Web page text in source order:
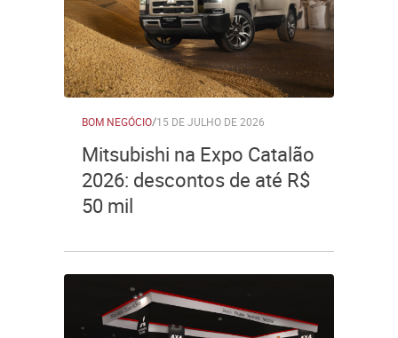
BOM NEGÓCIO/15 DE JULHO DE 2026
Mitsubishi na Expo Catalão
2026: descontos de até R$
50 mil